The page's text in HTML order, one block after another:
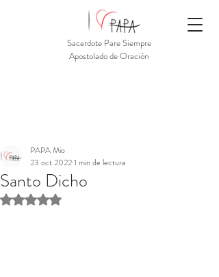
Sacerdote Pare Siempre
Apostolado de Oración
Santo Dicho
PAPA Mio
23 oct 20221 min de lectura
Obtuvo NaN de 5 estrellas.